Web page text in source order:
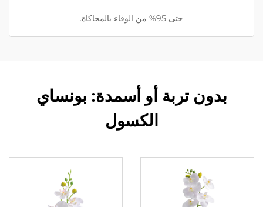
حتى 95% من الوفاء بالمحاكاة.
بدون تربة أو أسمدة: بونساي
الكسول